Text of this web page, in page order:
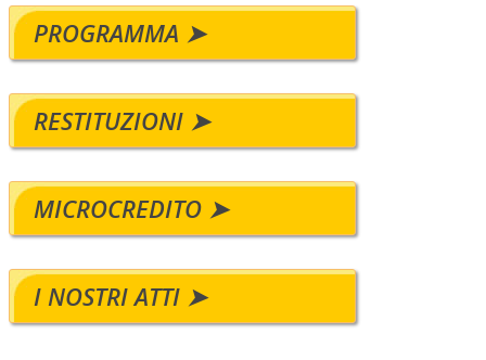
PROGRAMMA ➤
RESTITUZIONI ➤
MICROCREDITO ➤
I NOSTRI ATTI ➤